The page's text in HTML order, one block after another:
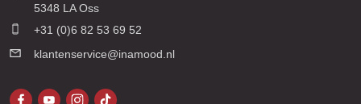
5348 LA Oss
+31 (0)6 82 53 69 52
klantenservice@inamood.nl